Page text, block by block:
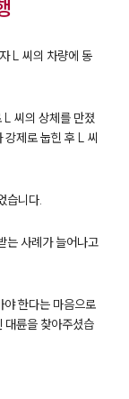
L 씨의 차량에 동
L 씨의 상체를 만졌
제로 눕힌 후 L 씨
습니다.
는 사례가 늘어나고
야 한다는 마음으로
대륜을 찾아주셨습